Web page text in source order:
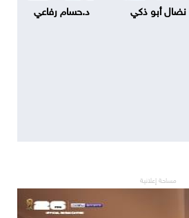
نضال أبو ذكي د.حسام رفاعي
مساحة إعلانية